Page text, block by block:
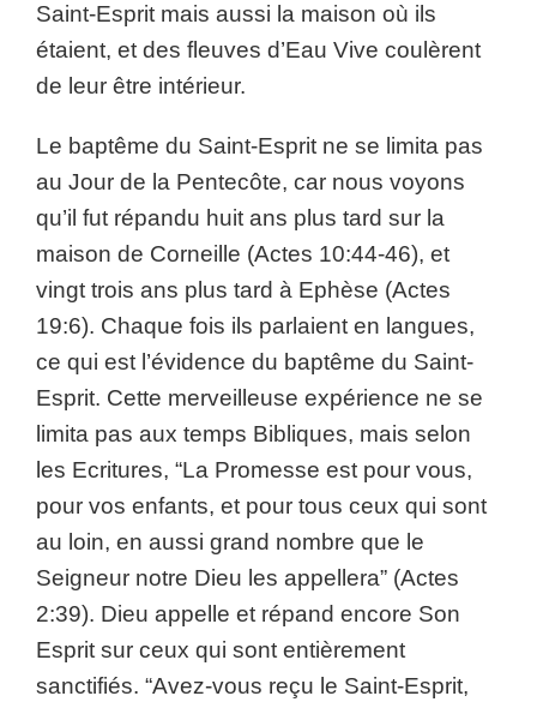
Saint-Esprit mais aussi la maison où ils
étaient, et des fleuves d’Eau Vive coulèrent
de leur être intérieur.
Le baptême du Saint-Esprit ne se limita pas
au Jour de la Pentecôte, car nous voyons
qu’il fut répandu huit ans plus tard sur la
maison de Corneille (Actes 10:44-46), et
vingt trois ans plus tard à Ephèse (Actes
19:6). Chaque fois ils parlaient en langues,
ce qui est l’évidence du baptême du Saint-
Esprit. Cette merveilleuse expérience ne se
limita pas aux temps Bibliques, mais selon
les Ecritures, “La Promesse est pour vous,
pour vos enfants, et pour tous ceux qui sont
au loin, en aussi grand nombre que le
Seigneur notre Dieu les appellera” (Actes
2:39). Dieu appelle et répand encore Son
Esprit sur ceux qui sont entièrement
sanctifiés. “Avez-vous reçu le Saint-Esprit,